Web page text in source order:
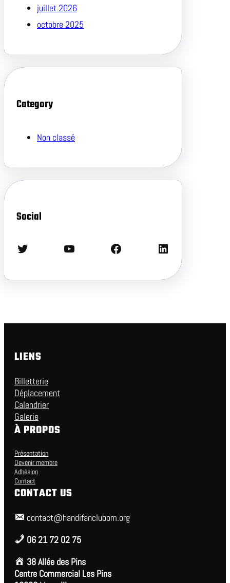
juillet 2026
octobre 2025
Category
Non classé
Social
Twitter
YouTube Facebook LinkedIn
LIENS
Billetterie
Déplacement
Calendrier
Galerie
À PROPOS
Présentation
Devenir membre
Adhésion
Contact
CONTACT US
contact@handifanclubom.org
06 21 72 02 75
38 Allée des Pins
Centre Commercial Les Pins